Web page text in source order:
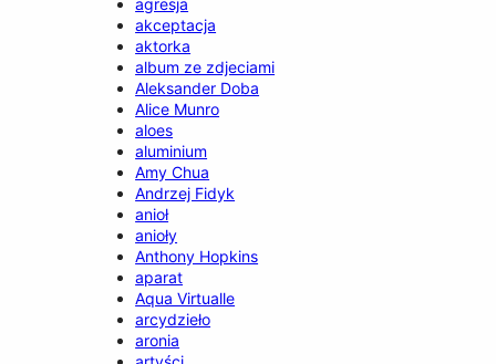
akceptacja
aktorka
album ze zdjeciami
Aleksander Doba
Alice Munro
aloes
aluminium
Amy Chua
Andrzej Fidyk
anioł
anioły
Anthony Hopkins
aparat
Aqua Virtualle
arcydzieło
aronia